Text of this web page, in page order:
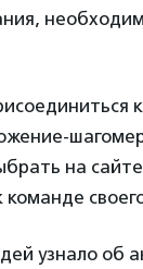
на сайте
узнало об